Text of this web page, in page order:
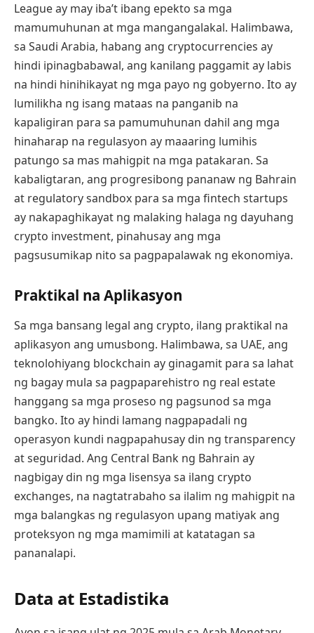
League ay may iba’t ibang epekto sa mga
mamumuhunan at mga mangangalakal. Halimbawa,
sa Saudi Arabia, habang ang cryptocurrencies ay
hindi ipinagbabawal, ang kanilang paggamit ay labis
na hindi hinihikayat ng mga payo ng gobyerno. Ito ay
lumilikha ng isang mataas na panganib na
kapaligiran para sa pamumuhunan dahil ang mga
hinaharap na regulasyon ay maaaring lumihis
patungo sa mas mahigpit na mga patakaran. Sa
kabaligtaran, ang progresibong pananaw ng Bahrain
at regulatory sandbox para sa mga fintech startups
ay nakapaghikayat ng malaking halaga ng dayuhang
crypto investment, pinahusay ang mga
pagsusumikap nito sa pagpapalawak ng ekonomiya.
Praktikal na Aplikasyon
Sa mga bansang legal ang crypto, ilang praktikal na
aplikasyon ang umusbong. Halimbawa, sa UAE, ang
teknolohiyang blockchain ay ginagamit para sa lahat
ng bagay mula sa pagpaparehistro ng real estate
hanggang sa mga proseso ng pagsunod sa mga
bangko. Ito ay hindi lamang nagpapadali ng
operasyon kundi nagpapahusay din ng transparency
at seguridad. Ang Central Bank ng Bahrain ay
nagbigay din ng mga lisensya sa ilang crypto
exchanges, na nagtatrabaho sa ilalim ng mahigpit na
mga balangkas ng regulasyon upang matiyak ang
proteksyon ng mga mamimili at katatagan sa
pananalapi.
Data at Estadistika